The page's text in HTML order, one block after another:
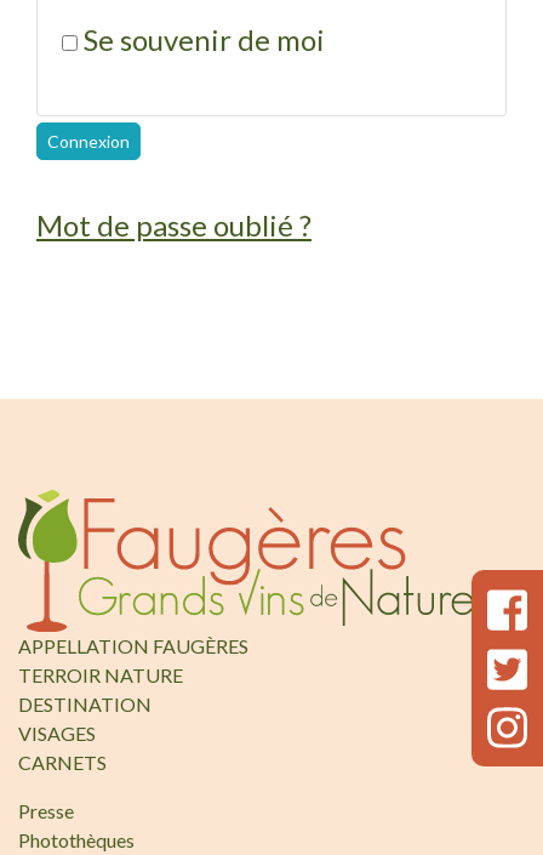
Se souvenir de moi
Connexion
Mot de passe oublié ?
APPELLATION FAUGÈRES
TERROIR NATURE
DESTINATION
VISAGES
CARNETS
Presse
Photothèques